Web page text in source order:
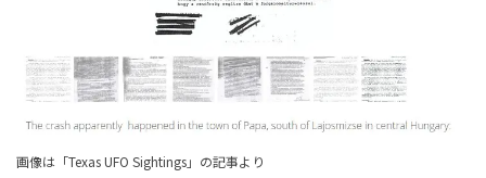
画像は「Texas UFO Sightings」の記事より